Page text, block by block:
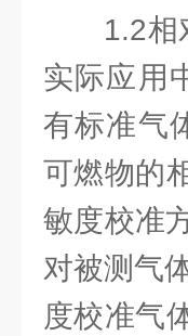
1.2相
实际应用
有标准气
可燃物的
敏度校准
对被测气
度校准气